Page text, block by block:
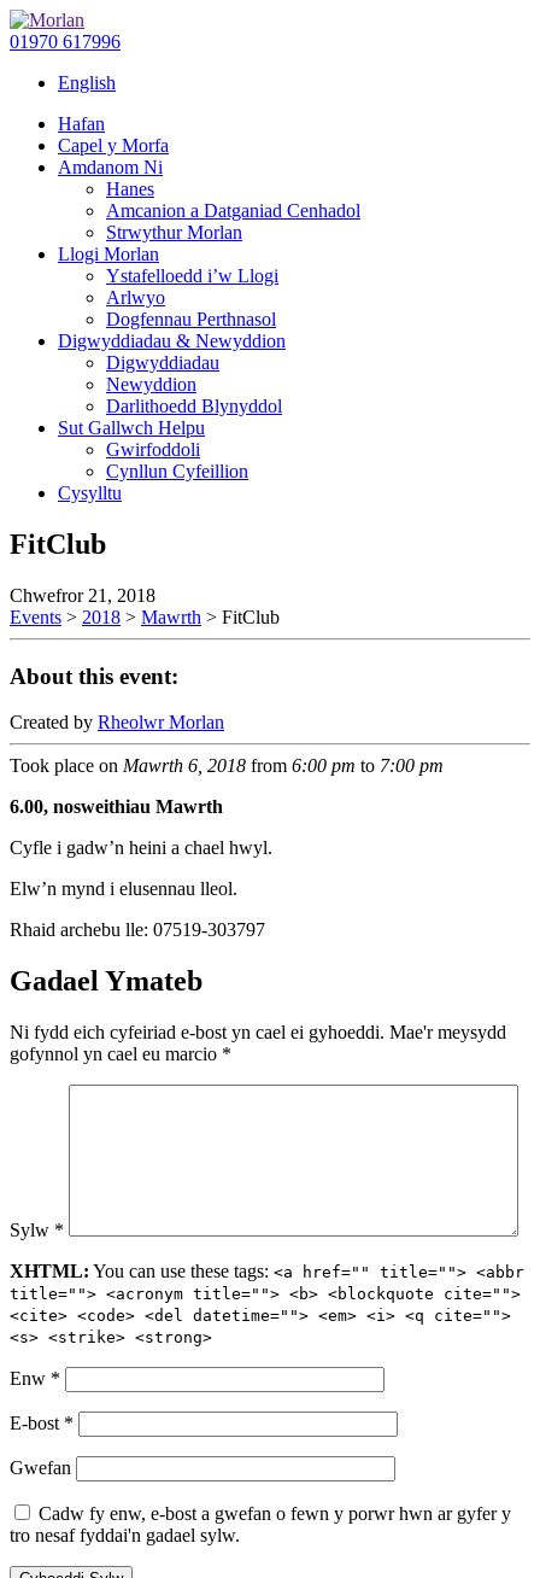
01970 617996
English
Hafan
Capel y Morfa
Amdanom Ni
Hanes
Amcanion a Datganiad Cenhadol
Strwythur Morlan
Llogi Morlan
Ystafelloedd i’w Llogi
Arlwyo
Dogfennau Perthnasol
Digwyddiadau & Newyddion
Digwyddiadau
Newyddion
Darlithoedd Blynyddol
Sut Gallwch Helpu
Gwirfoddoli
Cynllun Cyfeillion
Cysylltu
FitClub
Chwefror 21, 2018
Events > 2018 > Mawrth > FitClub
About this event:
Created by Rheolwr Morlan
Took place on Mawrth 6, 2018 from 6:00 pm to 7:00 pm
6.00, nosweithiau Mawrth
Cyfle i gadw’n heini a chael hwyl.
Elw’n mynd i elusennau lleol.
Rhaid archebu lle: 07519-303797
Gadael Ymateb
Ni fydd eich cyfeiriad e-bost yn cael ei gyhoeddi. Mae'r meysydd
gofynnol yn cael eu marcio *
Sylw *
XHTML: You can use these tags: <a href="" title=""> <abbr
title=""> <acronym title=""> <b> <blockquote cite="">
<cite> <code> <del datetime=""> <em> <i> <q cite="">
<s> <strike> <strong>
Enw *
E-bost *
Gwefan
Cadw fy enw, e-bost a gwefan o fewn y porwr hwn ar gyfer y
tro nesaf fyddai'n gadael sylw.